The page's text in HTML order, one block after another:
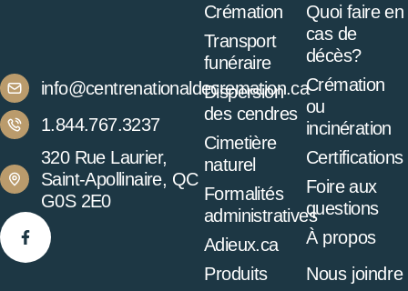
info@centrenationaldecremation.ca
1.844.767.3237
320 Rue Laurier,
Saint-Apollinaire, QC
G0S 2E0
Crémation
Transport
funéraire
Dispersion
des cendres
Cimetière
naturel
Formalités
administratives
Adieux.ca
Produits
Quoi faire en
cas de
décès?
Crémation
ou
incinération
Certifications
Foire aux
questions
À propos
Nous joindre